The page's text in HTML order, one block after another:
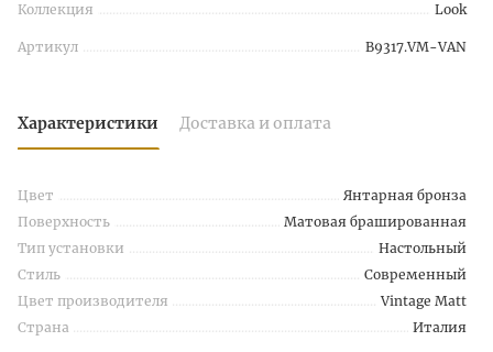
Коллекция Look
Артикул B9317.VM-VAN
Характеристики Доставка и оплата
Цвет
Янтарная бронза
Поверхность
Матовая брашированная
Тип установки
Настольный
Стиль
Современный
Цвет производителя
Vintage Matt
Страна
Италия